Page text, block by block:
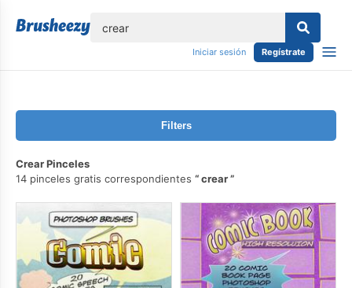
Iniciar sesión Regístrate
Filters
Crear Pinceles
14 pinceles gratis correspondientes
crear